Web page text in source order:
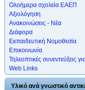
Ολοήμερα σχολεία ΕΑΕΠ
Αξιολόγηση
Ανακοινώσεις - Νέα
Διάφορα
Εκπαιδευτική Νομοθεσία
Επικοινωνία
Τηλεοπτικές συνεντεύξεις
Web Links
Υλικό ανά γνωστικό